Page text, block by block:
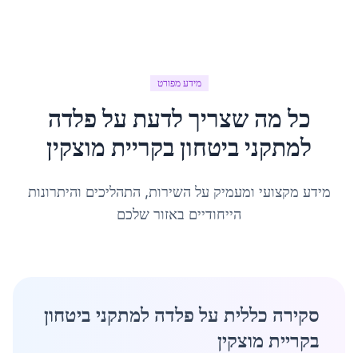
מידע מפורט
כל מה שצריך לדעת עלפלדה
למתקני ביטחוןבקריית מוצקין
מידע מקצועי ומעמיק על השירות, התהליכים והיתרונות
הייחודיים באזור שלכם
סקירה כללית על פלדה למתקני ביטחון
בקריית מוצקין